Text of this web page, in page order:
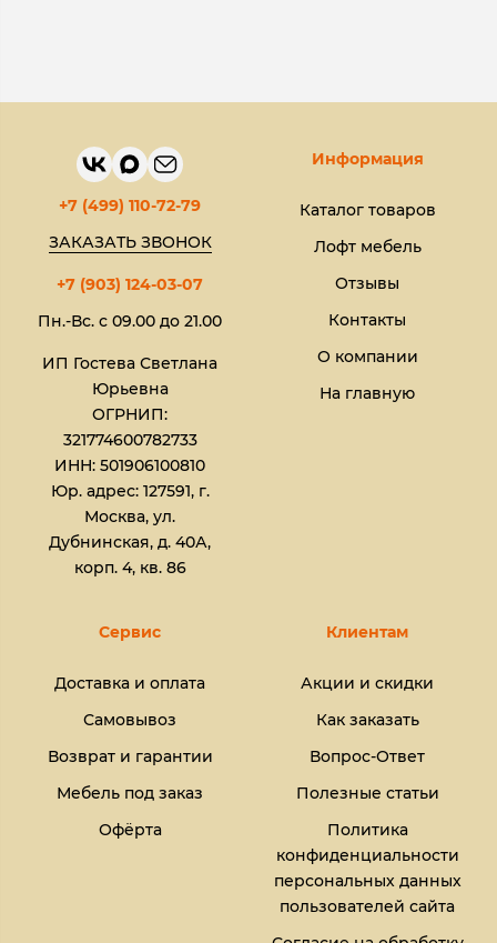
+7 (499) 110-72-79
ЗАКАЗАТЬ ЗВОНОК
+7 (903) 124-03-07
Пн.-Вс. с 09.00 до 21.00
ИП Гостева Светлана
Юрьевна​
ОГРНИП:
321774600782733
ИНН: 501906100810
Юр. адрес: 127591, г.
Москва, ул.
Дубнинская, д. 40А,
корп. 4, кв. 86
Информация
Каталог товаров
Лофт мебель
Отзывы
Контакты
О компании
На главную
Сервис
Доставка и оплата
Самовывоз
Возврат и гарантии
Мебель под заказ
Офёрта
Клиентам
Акции и скидки
Как заказать
Вопрос-Ответ
Полезные статьи
Политика
конфиденциальности
персональных данных
пользователей сайта